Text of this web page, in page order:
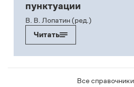
пунктуации
В. В. Лопатин (ред.)
Читать
Все справочники